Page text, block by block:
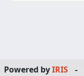
Powered byIRIS -